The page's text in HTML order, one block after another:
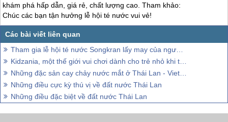
khám phá hấp dẫn, giá rẻ, chất lượng cao. Tham khảo:
Chúc các bạn tận hưởng lễ hội té nước vui vẻ!
Tham gia lễ hội té nước Songkran lấy may của người Thái Lan
Kidzania, một thế giới vui chơi dành cho trẻ nhỏ khi tới thăm đất nước Thái Lan,
Những đặc sản cay chảy nước mắt ở Thái Lan - Vietsense Travel
Những điều cực kỳ thú vị về đất nước Thái Lan
Những điều đặc biệt về đất nước Thái Lan